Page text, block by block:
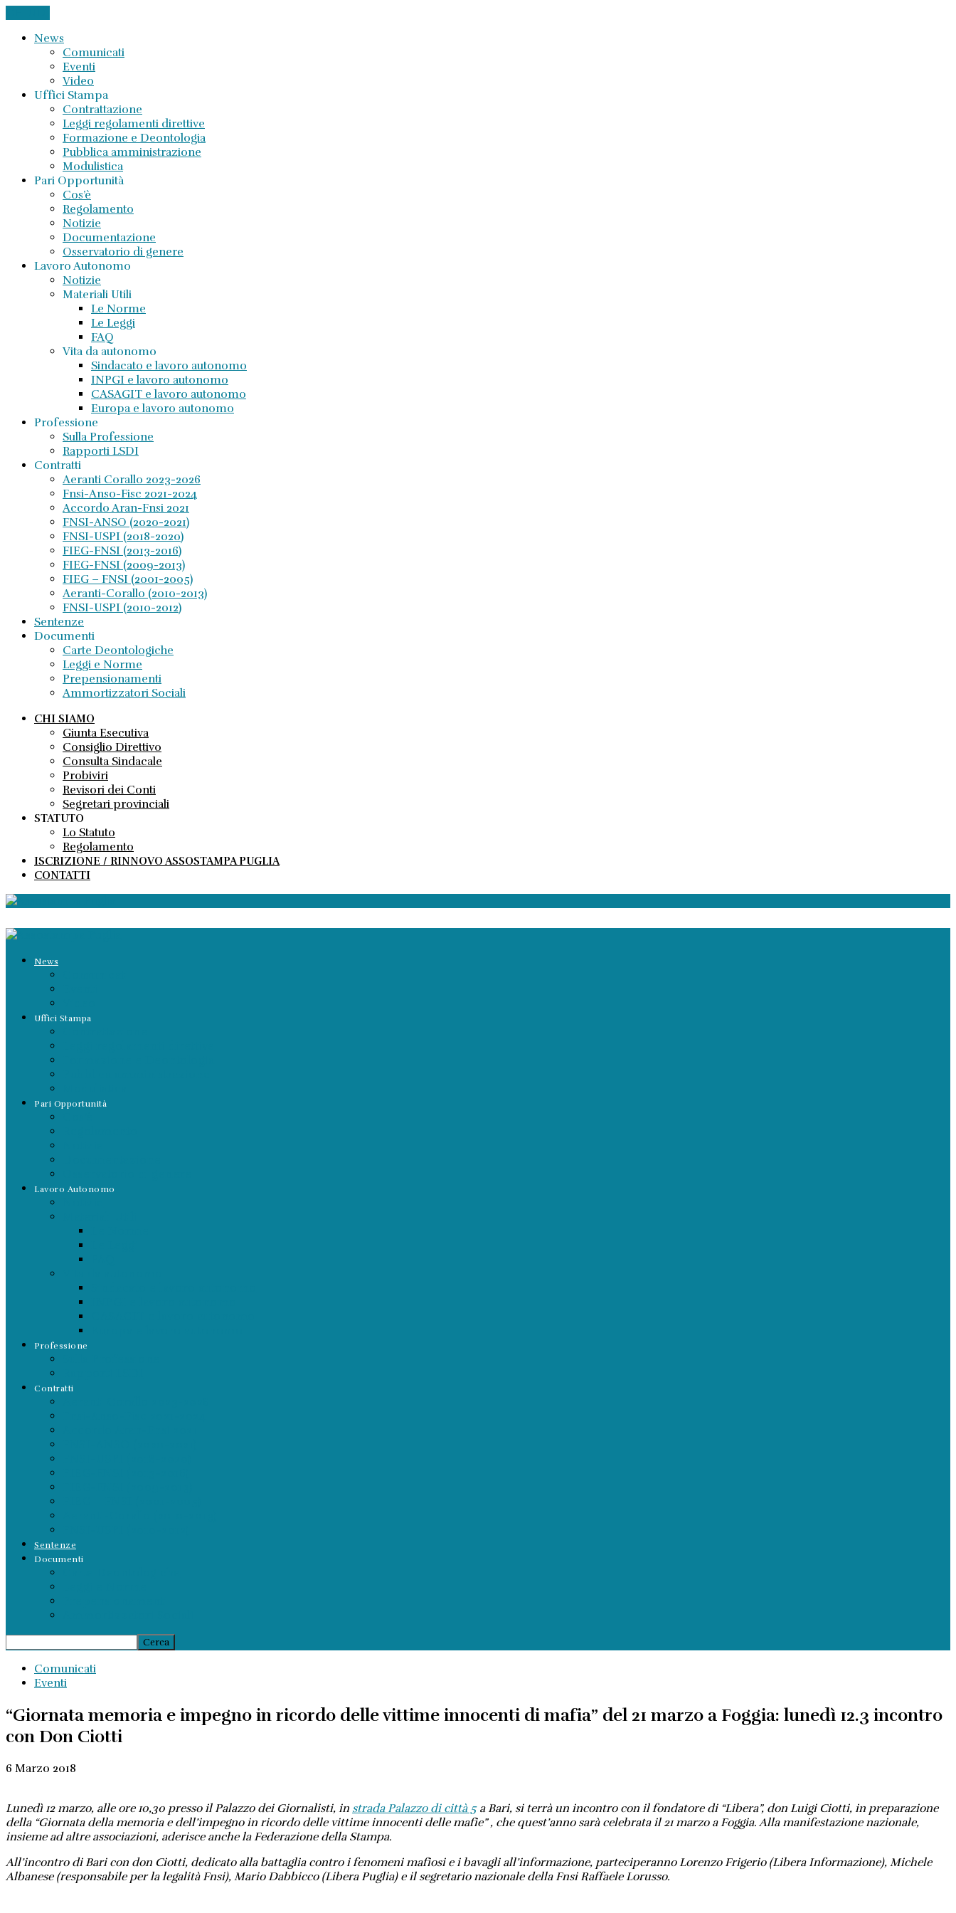
News
Comunicati
Eventi
Video
Uffici Stampa
Contrattazione
Leggi regolamenti direttive
Formazione e Deontologia
Pubblica amministrazione
Modulistica
Pari Opportunità
Cos’è
Regolamento
Notizie
Documentazione
Osservatorio di genere
Lavoro Autonomo
Notizie
Materiali Utili
Le Norme
Le Leggi
FAQ
Vita da autonomo
Sindacato e lavoro autonomo
INPGI e lavoro autonomo
CASAGIT e lavoro autonomo
Europa e lavoro autonomo
Professione
Sulla Professione
Rapporti LSDI
Contratti
Aeranti Corallo 2023-2026
Fnsi-Anso-Fisc 2021-2024
Accordo Aran-Fnsi 2021
FNSI-ANSO (2020-2021)
FNSI-USPI (2018-2020)
FIEG-FNSI (2013-2016)
FIEG-FNSI (2009-2013)
FIEG – FNSI (2001-2005)
Aeranti-Corallo (2010-2013)
FNSI-USPI (2010-2012)
Sentenze
Documenti
Carte Deontologiche
Leggi e Norme
Prepensionamenti
Ammortizzatori Sociali
CHI SIAMO
Giunta Esecutiva
Consiglio Direttivo
Consulta Sindacale
Probiviri
Revisori dei Conti
Segretari provinciali
STATUTO
Lo Statuto
Regolamento
ISCRIZIONE / RINNOVO ASSOSTAMPA PUGLIA
CONTATTI
News
Uffici Stampa
Pari Opportunità
Lavoro Autonomo
Professione
Contratti
Sentenze
Documenti
Comunicati
Eventi
“Giornata memoria e impegno in ricordo delle vittime innocenti di mafia” del 21 marzo a Foggia: lunedì 12.3 incontro
con Don Ciotti
6 Marzo 2018
Lunedì 12 marzo, alle ore 10,30 presso il Palazzo dei Giornalisti, in strada Palazzo di città 5a Bari, si terrà un incontro con il fondatore di “Libera”, don Luigi Ciotti, in preparazione
della “Giornata della memoria e dell’impegno in ricordo delle vittime innocenti delle mafie” , che quest’anno sarà celebrata il 21 marzo a Foggia. Alla manifestazione nazionale,
insieme ad altre associazioni, aderisce anche la Federazione della Stampa.
All’incontro di Bari con don Ciotti, dedicato alla battaglia contro i fenomeni mafiosi e i bavagli all’informazione, parteciperanno Lorenzo Frigerio (Libera Informazione), Michele
Albanese (responsabile per la legalità Fnsi), Mario Dabbicco (Libera Puglia) e il segretario nazionale della Fnsi Raffaele Lorusso.